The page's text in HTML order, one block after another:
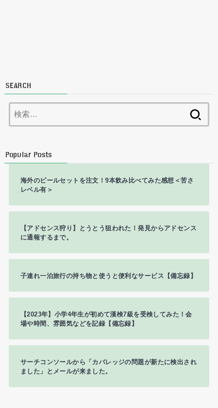
SEARCH
索:
Popular Posts
海外のビールセットを注文！9本飲み比べてみた感想＜苦さ
レベル有＞
【アドセンス狩り】とうとう狙われた！発見からアドセンス
に通報するまで。
子連れ一泊旅行の持ち物と使うと便利なサービス【備忘録】
【2023年】小学4年生が初めて漢検7級を受検してみた！会
場や時間、雰囲気などを記録【備忘録】
サーチコンソールから「カバレッジの問題が新たに検出され
ました」とメールが来ました。